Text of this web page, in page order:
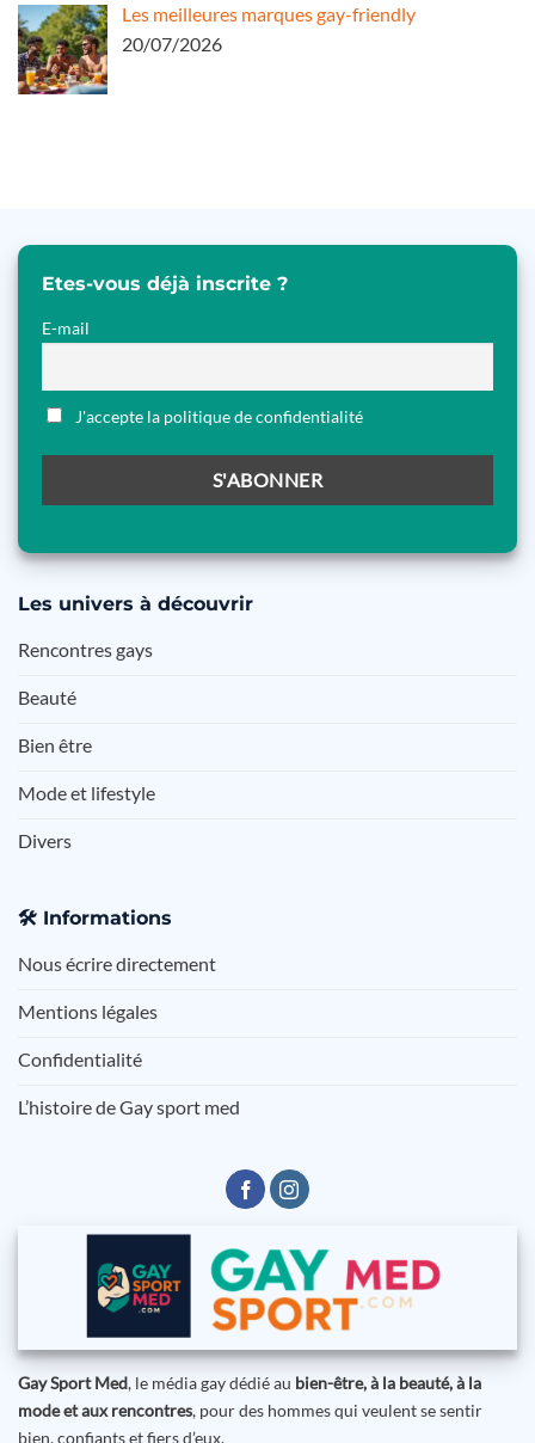
Les meilleures marques gay-friendly
20/07/2026
Etes-vous déjà inscrite ?
E-mail
J'accepte la politique de confidentialité
Les univers à découvrir
Rencontres gays
Beauté
Bien être
Mode et lifestyle
Divers
🛠️ Informations
Nous écrire directement
Mentions légales
Confidentialité
L’histoire de Gay sport med
Gay Sport Med, le média gay dédié au bien-être, à la beauté, à la
mode et aux rencontres, pour des hommes qui veulent se sentir
bien, confiants et fiers d’eux.